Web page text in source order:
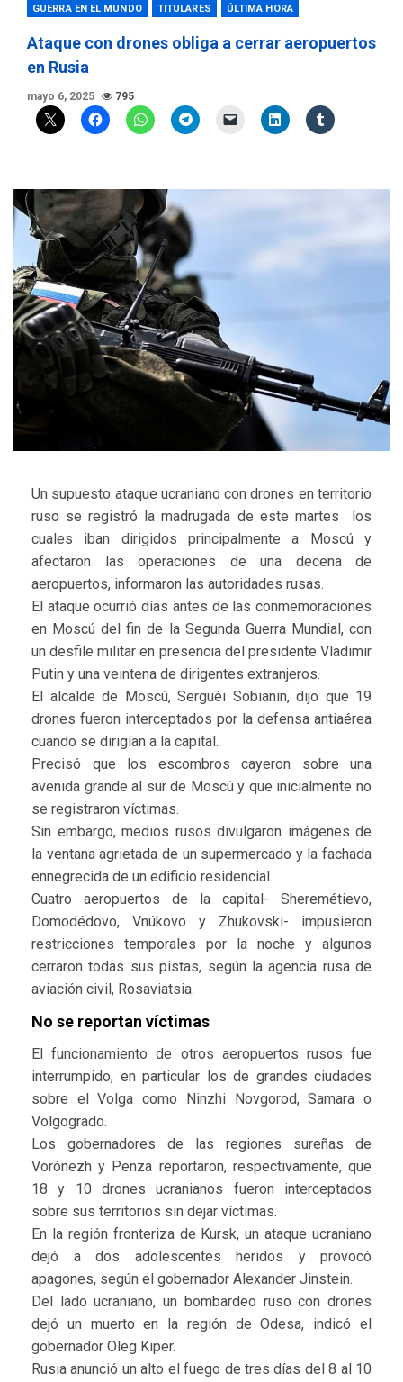
GUERRA EN EL MUNDO TITULARES ÚLTIMA HORA
Ataque con drones obliga a cerrar aeropuertos
en Rusia
mayo 6, 2025 795
Un supuesto ataque ucraniano con drones en territorio
ruso se registró la madrugada de este martes los
cuales iban dirigidos principalmente a Moscú y
afectaron las operaciones de una decena de
aeropuertos, informaron las autoridades rusas.
El ataque ocurrió días antes de las conmemoraciones
en Moscú del fin de la Segunda Guerra Mundial, con
un desfile militar en presencia del presidente Vladimir
Putin y una veintena de dirigentes extranjeros.
El alcalde de Moscú, Serguéi Sobianin, dijo que 19
drones fueron interceptados por la defensa antiaérea
cuando se dirigían a la capital.
Precisó que los escombros cayeron sobre una
avenida grande al sur de Moscú y que inicialmente no
se registraron víctimas.
Sin embargo, medios rusos divulgaron imágenes de
la ventana agrietada de un supermercado y la fachada
ennegrecida de un edificio residencial.
Cuatro aeropuertos de la capital- Sheremétievo,
Domodédovo, Vnúkovo y Zhukovski- impusieron
restricciones temporales por la noche y algunos
cerraron todas sus pistas, según la agencia rusa de
aviación civil, Rosaviatsia.
No se reportan víctimas
El funcionamiento de otros aeropuertos rusos fue
interrumpido, en particular los de grandes ciudades
sobre el Volga como Ninzhi Novgorod, Samara o
Volgogrado.
Los gobernadores de las regiones sureñas de
Vorónezh y Penza reportaron, respectivamente, que
18 y 10 drones ucranianos fueron interceptados
sobre sus territorios sin dejar víctimas.
En la región fronteriza de Kursk, un ataque ucraniano
dejó a dos adolescentes heridos y provocó
apagones, según el gobernador Alexander Jinstein.
Del lado ucraniano, un bombardeo ruso con drones
dejó un muerto en la región de Odesa, indicó el
gobernador Oleg Kiper.
Rusia anunció un alto el fuego de tres días del 8 al 10